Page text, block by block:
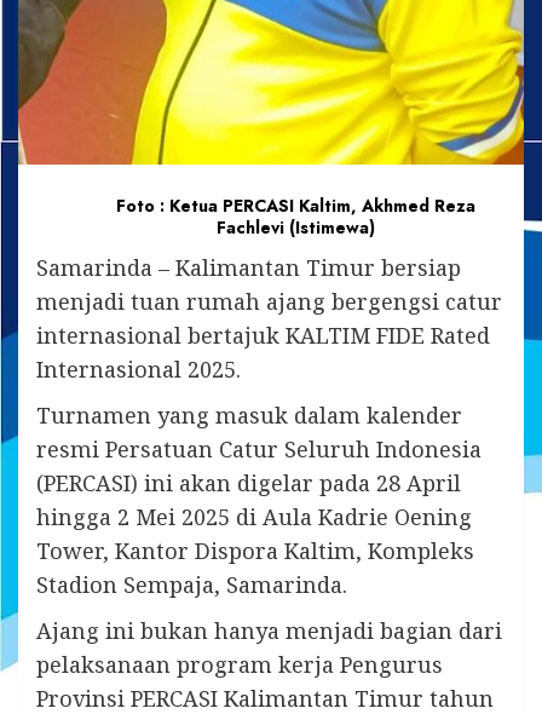
Foto : Ketua PERCASI Kaltim, Akhmed Reza
Fachlevi (Istimewa)
Samarinda – Kalimantan Timur bersiap
menjadi tuan rumah ajang bergengsi catur
internasional bertajuk KALTIM FIDE Rated
Internasional 2025.
Turnamen yang masuk dalam kalender
resmi Persatuan Catur Seluruh Indonesia
(PERCASI) ini akan digelar pada 28 April
hingga 2 Mei 2025 di Aula Kadrie Oening
Tower, Kantor Dispora Kaltim, Kompleks
Stadion Sempaja, Samarinda.
Ajang ini bukan hanya menjadi bagian dari
pelaksanaan program kerja Pengurus
Provinsi PERCASI Kalimantan Timur tahun